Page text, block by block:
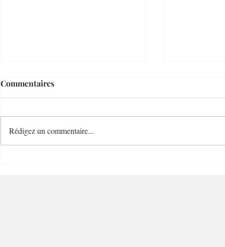
Commentaires
Rédigez un commentaire...